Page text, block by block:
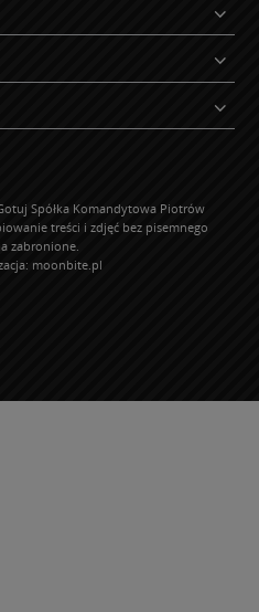
Spółka Komandytowa Piotrów
treści i zdjęć bez pisemnego
zabronione.
moonbite.pl